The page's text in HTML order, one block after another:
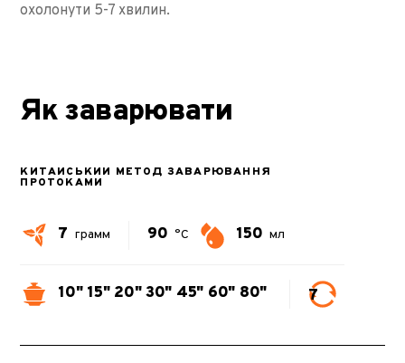
охолонути 5-7 хвилин.
Як заварювати
КИТАЙСЬКИЙ МЕТОД ЗАВАРЮВАННЯ
ПРОТОКАМИ
7 грамм 90 °C 150 мл
10" 15" 20" 30" 45" 60" 80" 7